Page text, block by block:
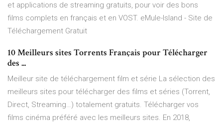
et applications de streaming gratuits, pour voir des bons
films complets en français et en VOST. eMule-Island - Site de
Téléchargement Gratuit
10 Meilleurs sites Torrents Français pour Télécharger
des ...
Meilleur site de téléchargement film et série La sélection des
meilleurs sites pour télécharger des films et séries (Torrent,
Direct, Streaming…) totalement gratuits. Télécharger vos
films cinéma préféré avec les meilleurs sites. En 2018,